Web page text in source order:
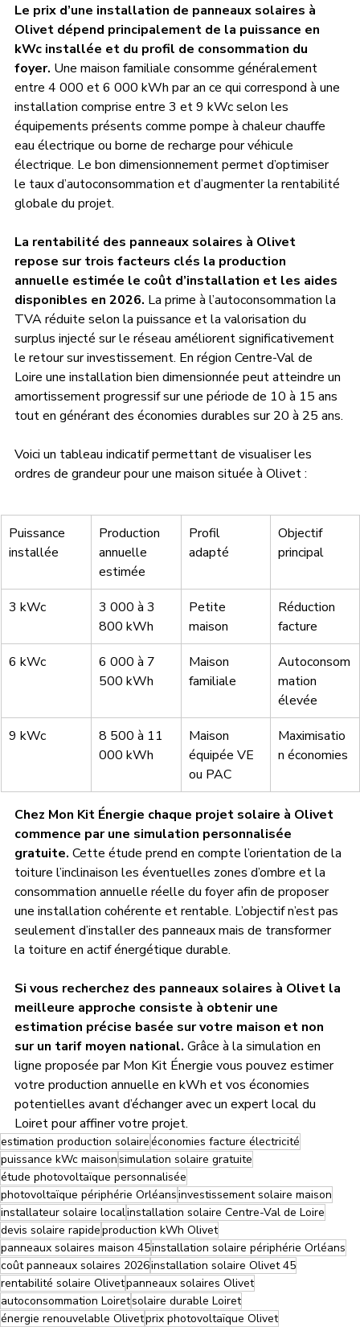
Le prix d’une installation de panneaux solaires à
Olivet dépend principalement de la puissance en
kWc installée et du profil de consommation du
foyer. Une maison familiale consomme généralement
entre 4 000 et 6 000 kWh par an ce qui correspond à une
installation comprise entre 3 et 9 kWc selon les
équipements présents comme pompe à chaleur chauffe
eau électrique ou borne de recharge pour véhicule
électrique. Le bon dimensionnement permet d’optimiser
le taux d’autoconsommation et d’augmenter la rentabilité
globale du projet.
La rentabilité des panneaux solaires à Olivet
repose sur trois facteurs clés la production
annuelle estimée le coût d’installation et les aides
disponibles en 2026. La prime à l’autoconsommation la
TVA réduite selon la puissance et la valorisation du
surplus injecté sur le réseau améliorent significativement
le retour sur investissement. En région Centre-Val de
Loire une installation bien dimensionnée peut atteindre un
amortissement progressif sur une période de 10 à 15 ans
tout en générant des économies durables sur 20 à 25 ans.
Voici un tableau indicatif permettant de visualiser les
ordres de grandeur pour une maison située à Olivet :
Puissance
installée
Production
annuelle
estimée
Profil
adapté
Objectif
principal
3 kWc
3 000 à 3
800 kWh
Petite
maison
Réduction
facture
6 kWc
6 000 à 7
500 kWh
Maison
familiale
Autoconsom
mation
élevée
9 kWc
8 500 à 11
000 kWh
Maison
équipée VE
ou PAC
Maximisatio
n économies
Chez Mon Kit Énergie chaque projet solaire à Olivet
commence par une simulation personnalisée
gratuite. Cette étude prend en compte l’orientation de la
toiture l’inclinaison les éventuelles zones d’ombre et la
consommation annuelle réelle du foyer afin de proposer
une installation cohérente et rentable. L’objectif n’est pas
seulement d’installer des panneaux mais de transformer
la toiture en actif énergétique durable.
Si vous recherchez des panneaux solaires à Olivet la
meilleure approche consiste à obtenir une
estimation précise basée sur votre maison et non
sur un tarif moyen national. Grâce à la simulation en
ligne proposée par Mon Kit Énergie vous pouvez estimer
votre production annuelle en kWh et vos économies
potentielles avant d’échanger avec un expert local du
Loiret pour affiner votre projet.
estimation production solaireéconomies facture électricité
puissance kWc maisonsimulation solaire gratuite
étude photovoltaïque personnalisée
photovoltaïque périphérie Orléansinvestissement solaire maison
installateur solaire localinstallation solaire Centre-Val de Loire
devis solaire rapideproduction kWh Olivet
panneaux solaires maison 45installation solaire périphérie Orléans
coût panneaux solaires 2026installation solaire Olivet 45
rentabilité solaire Olivetpanneaux solaires Olivet
autoconsommation Loiretsolaire durable Loiret
énergie renouvelable Olivetprix photovoltaïque Olivet